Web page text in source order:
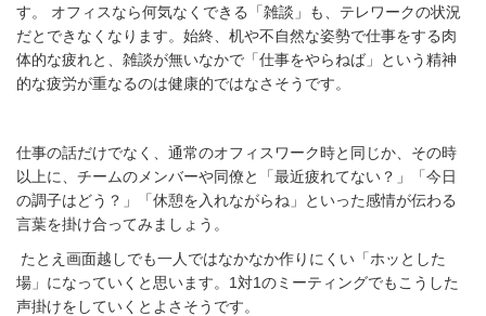
す。 オフィスなら何気なくできる「雑談」も、テレワークの状況
だとできなくなります。始終、机や不自然な姿勢で仕事をする肉
体的な疲れと、雑談が無いなかで「仕事をやらねば」という精神
的な疲労が重なるのは健康的ではなさそうです。
仕事の話だけでなく、通常のオフィスワーク時と同じか、その時
以上に、チームのメンバーや同僚と「最近疲れてない？」「今日
の調子はどう？」「休憩を入れながらね」といった感情が伝わる
言葉を掛け合ってみましょう。
たとえ画面越しでも一人ではなかなか作りにくい「ホッとした
場」になっていくと思います。 1対1のミーティングでもこうした
声掛けをしていくとよさそうです。